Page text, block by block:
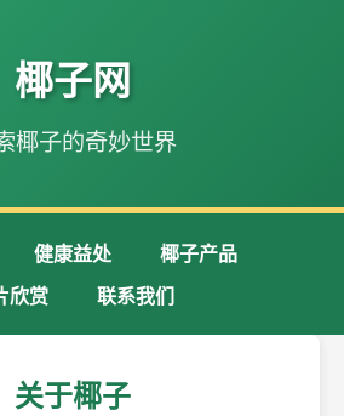
椰子网
椰子的奇妙世界
健康益处
椰子产品
欣赏
联系我们
关于椰子